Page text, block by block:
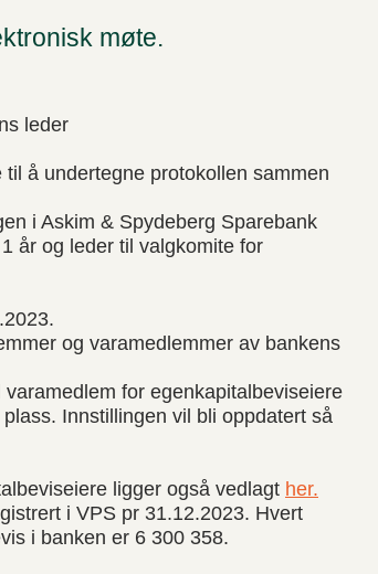
møte.
leder
å undertegne protokollen sammen
i Askim & Spydeberg Sparebank
år og leder til valgkomite for
og varamedlemmer av bankens
for egenkapitalbeviseiere
Innstillingen vil bli oppdatert så
ligger også vedlagt her.
i VPS pr 31.12.2023. Hvert
i banken er 6 300 358.